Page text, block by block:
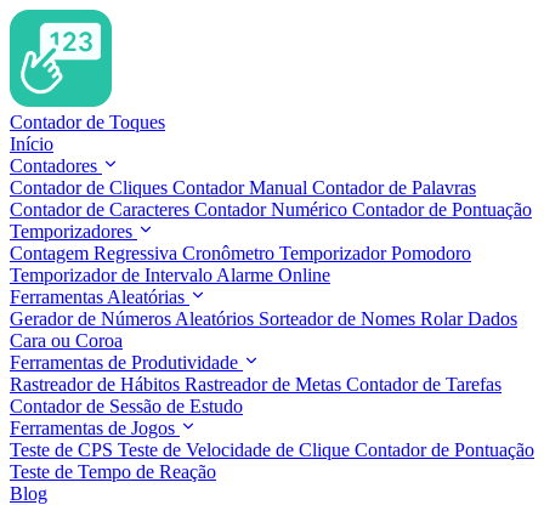
Contador de Toques
Início
Contadores
Contador de Cliques Contador Manual Contador de Palavras
Contador de Caracteres Contador Numérico Contador de Pontuação
Temporizadores
Contagem Regressiva Cronômetro Temporizador Pomodoro
Temporizador de Intervalo Alarme Online
Ferramentas Aleatórias
Gerador de Números Aleatórios Sorteador de Nomes Rolar Dados
Cara ou Coroa
Ferramentas de Produtividade
Rastreador de Hábitos Rastreador de Metas Contador de Tarefas
Contador de Sessão de Estudo
Ferramentas de Jogos
Teste de CPS Teste de Velocidade de Clique Contador de Pontuação
Teste de Tempo de Reação
Blog